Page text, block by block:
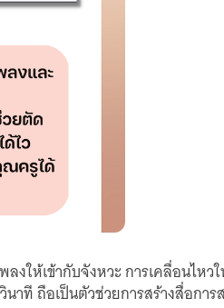
ให้เข้ากับจังหวะ การเคลื่อนไหว
าที ถือเป็นตัวช่วยการสร้างสื่อกา